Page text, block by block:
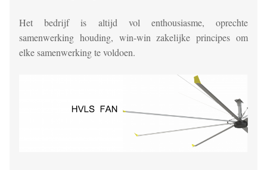
Het bedrijf is altijd vol enthousiasme, oprechte
samenwerking houding, win-win zakelijke principes om
elke samenwerking te voldoen.